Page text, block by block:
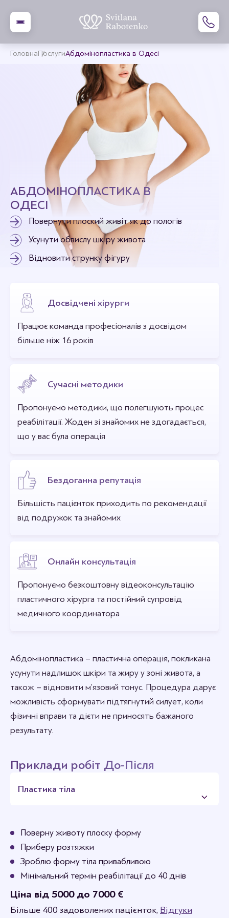
ГоловнаПослугиАбдомінопластика в Одесі
АБДОМІНОПЛАСТИКА В
ОДЕСІ
Повернути плоский живіт як до пологів
Усунути обвислу шкіру живота
Відновити струнку фігуру
Досвідчені хірурги
Працює команда професіоналів з досвідом
більше ніж 16 років
Сучасні методики
Пропонуємо методики, що полегшують процес
реабілітації. Жоден зі знайомих не здогадається,
що у вас була операція
Бездоганна репутація
Більшість пацієнток приходить по рекомендації
від подружок та знайомих
Онлайн консультація
Пропонуємо безкоштовну відеоконсультацію
пластичного хірурга та постійний супровід
медичного координатора
Абдомінопластика – пластична операція, покликана
усунути надлишок шкіри та жиру у зоні живота, а
також – відновити м’язовий тонус. Процедура дарує
можливість сформувати підтягнутий силует, коли
фізичні вправи та дієти не приносять бажаного
результату.
Приклади робіт До-Після
Пластика тіла
Поверну животу плоску форму
Приберу розтяжки
Зроблю форму тіла привабливою
Мінімальний термін реабілітації до 40 днів
Ціна від 5000 до 7000 €
Більше 400 задоволених пацієнток, Відгуки